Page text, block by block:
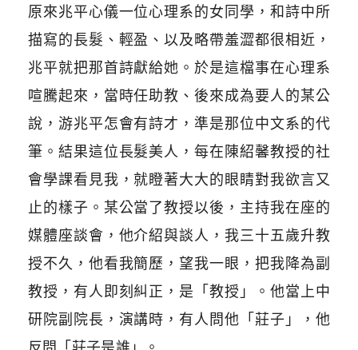
原來兆平心儀一位心理系的女同學，和詩中所
描寫的長髮、輕盈、以及略帶羞澀都很相近，
兆平就把那首詩獻給她。於是這檔事在心理系
喧騰起來，當時任助教、後來成為要人的某公
說，游兆平怎會有詩才，準是那位中文系的代
筆。結果這位長髮美人，每在陳紹馨教授的社
會學課看見我，就瞪著大大的眼睛對我欲言又
止的樣子。某公當了教授以後，主持我在座的
媒體座談會，他介紹與談人，我三十五歲升教
授不久，他看我簡歷，望我一眼，把我降為副
教授，有人即刻糾正，是「教授」。他當上中
研院副院長，演講時，有人問他「莊子」，他